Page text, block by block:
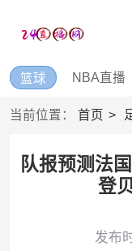
篮球 NBA直播
当前位置： 首页
队报预测法
登
发布